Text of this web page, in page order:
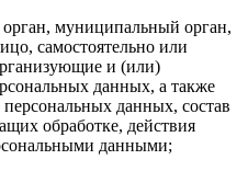
муниципальный орган,
самостоятельно или
и (или)
данных, а также
данных, состав
обработке, действия
данными;